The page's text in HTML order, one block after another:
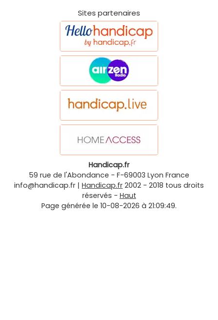
Sites partenaires
Handicap.fr
59 rue de l'Abondance - F-69003 Lyon France
info@handicap.fr | Handicap.fr 2002 - 2018 tous droits
réservés - Haut
Page générée le 10-08-2026 à 21:09:49.